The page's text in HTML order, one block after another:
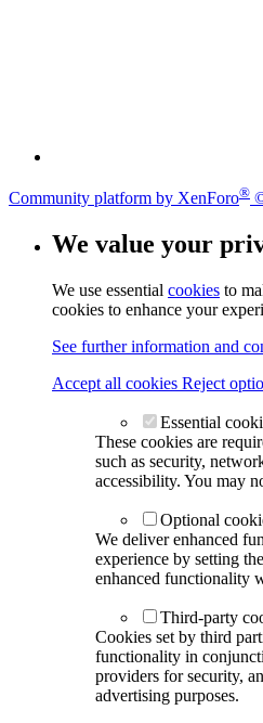
Community platform by XenForo®
We value your
We use essential cookies to
cookies to enhance your
See further information and
Accept all cookies Reject
Essential
These cookies are
such as security,
accessibility. You may
Optional
We deliver enhanced
experience by setting
enhanced functionality
Third-party
Cookies set by third
functionality in
providers for security,
advertising purposes.